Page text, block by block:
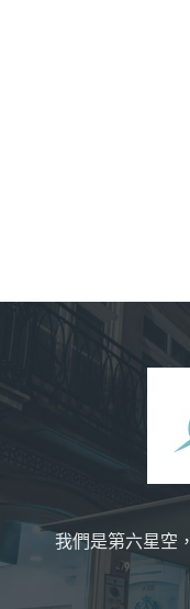
我們是第六星空